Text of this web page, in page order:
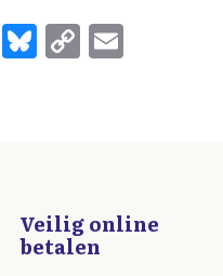
Li
n
Bl
u
C
o
n
k
Veilig online
betalen